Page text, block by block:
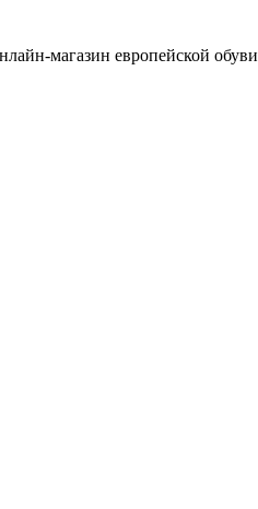
магазин европейской обуви